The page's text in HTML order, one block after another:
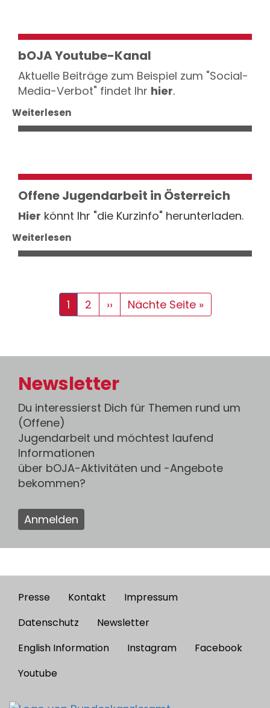
bOJA Youtube-Kanal
Aktuelle Beiträge zum Beispiel zum "Social-
Media-Verbot" findet Ihr hier.
Weiterlesen
Offene Jugendarbeit in Österreich
Hier könnt Ihr "die Kurzinfo" herunterladen.
Weiterlesen
Seitennummerierung
Aktuelle
Seite
1 Seite
2
Nächste
Seite
››
Letzte
Seite
Nächte Seite »
Newsletter
Du interessierst Dich für Themen rund um
(Offene)
Jugendarbeit und möchtest laufend
Informationen
über bOJA-Aktivitäten und -Angebote
bekommen?
Anmelden
Footer
menu
Presse Kontakt
Impressum
Datenschutz
Newsletter
English Information
Instagram
Facebook
Youtube